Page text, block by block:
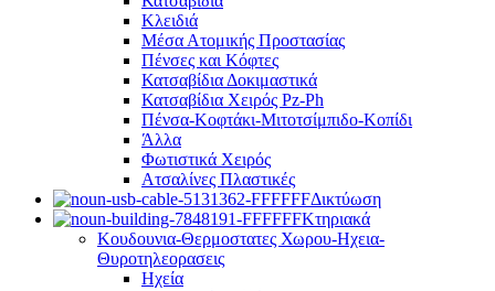
Κλειδιά
Μέσα Ατομικής Προστασίας
Πένσες και Κόφτες
Κατσαβίδια Δοκιμαστικά
Κατσαβίδια Χειρός Pz-Ph
Πένσα-Κοφτάκι-Μιτοτσίμπιδο-Κοπίδι
Άλλα
Φωτιστικά Χειρός
Ατσαλίνες Πλαστικές
Δικτύωση
Κτηριακά
Κουδουνια-Θερμοστατες Χωρου-Ηχεια-
Θυροτηλεορασεις
Ηχεία